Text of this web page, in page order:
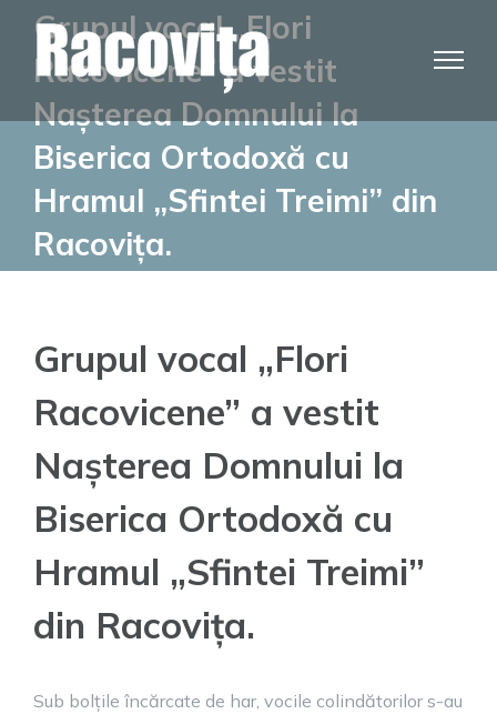
content
Grupul vocal „Flori
Racovicene” a vestit
Nașterea Domnului la
Biserica Ortodoxă cu
Hramul „Sfintei Treimi” din
Racovița.
Grupul vocal „Flori
Racovicene” a vestit
Nașterea Domnului la
Biserica Ortodoxă cu
Hramul „Sfintei Treimi”
din Racovița.
Sub bolțile încărcate de har, vocile colindătorilor s-au